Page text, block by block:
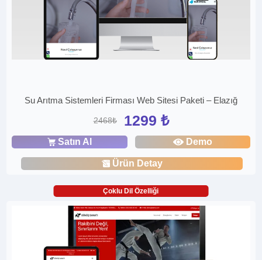
Su Arıtma Sistemleri Firması Web Sitesi Paketi – Elazığ
2468₺ 1299 ₺
Satın Al Demo
Ürün Detay
Çoklu Dil Özelliği